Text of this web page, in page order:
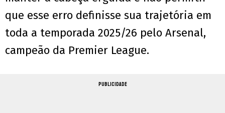
que esse erro definisse sua trajetória em
toda a temporada 2025/26 pelo Arsenal,
campeão da Premier League.
PUBLICIDADE